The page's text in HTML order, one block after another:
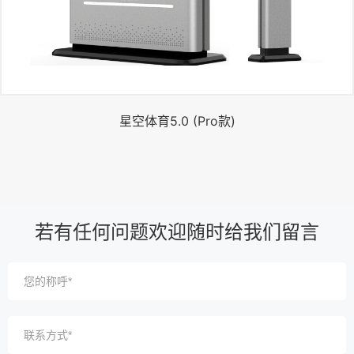
星空体育5.0 (Pro款)
若有任何问题欢迎随时给我们留言